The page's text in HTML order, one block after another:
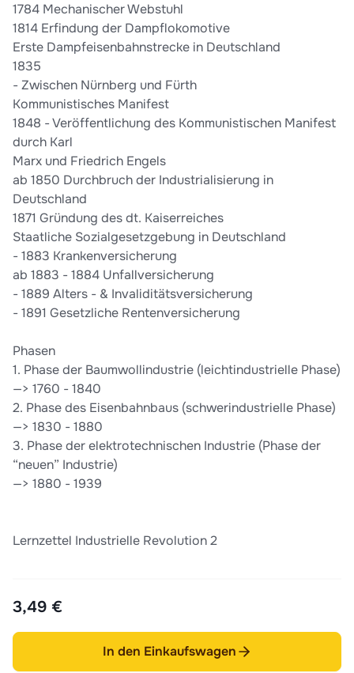
1784 Mechanischer Webstuhl
1814 Erfindung der Dampflokomotive
Erste Dampfeisenbahnstrecke in Deutschland
1835
- Zwischen Nürnberg und Fürth
Kommunistisches Manifest
1848 - Veröffentlichung des Kommunistischen Manifest
durch Karl
Marx und Friedrich Engels
ab 1850 Durchbruch der Industrialisierung in
Deutschland
1871 Gründung des dt. Kaiserreiches
Staatliche Sozialgesetzgebung in Deutschland
- 1883 Krankenversicherung
ab 1883 - 1884 Unfallversicherung
- 1889 Alters - & Invaliditätsversicherung
- 1891 Gesetzliche Rentenversicherung
Phasen
1. Phase der Baumwollindustrie (leichtindustrielle Phase)
—> 1760 - 1840
2. Phase des Eisenbahnbaus (schwerindustrielle Phase)
—> 1830 - 1880
3. Phase der elektrotechnischen Industrie (Phase der
“neuen” Industrie)
—> 1880 - 1939
Lernzettel Industrielle Revolution 2
3,49 €
In den Einkaufswagen